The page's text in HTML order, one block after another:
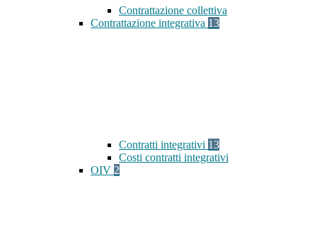
Contrattazione collettiva
Contrattazione integrativa 13
Contratti integrativi 13
Costi contratti integrativi
OIV 2